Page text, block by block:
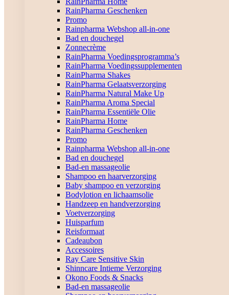
RainPharma Geschenken
Promo
Rainpharma Webshop all-in-one
Bad en douchegel
Zonnecrème
RainPharma Voedingsprogramma’s
RainPharma Voedingssupplementen
RainPharma Shakes
RainPharma Gelaatsverzorging
RainPharma Natural Make Up
RainPharma Aroma Special
RainPharma Essentiële Olie
RainPharma Home
RainPharma Geschenken
Promo
Rainpharma Webshop all-in-one
Bad en douchegel
Bad-en massageolie
Shampoo en haarverzorging
Baby shampoo en verzorging
Bodylotion en lichaamsolie
Handzeep en handverzorging
Voetverzorging
Huisparfum
Reisformaat
Cadeaubon
Accessoires
Ray Care Sensitive Skin
Shinncare Intieme Verzorging
Okono Foods & Snacks
Bad-en massageolie